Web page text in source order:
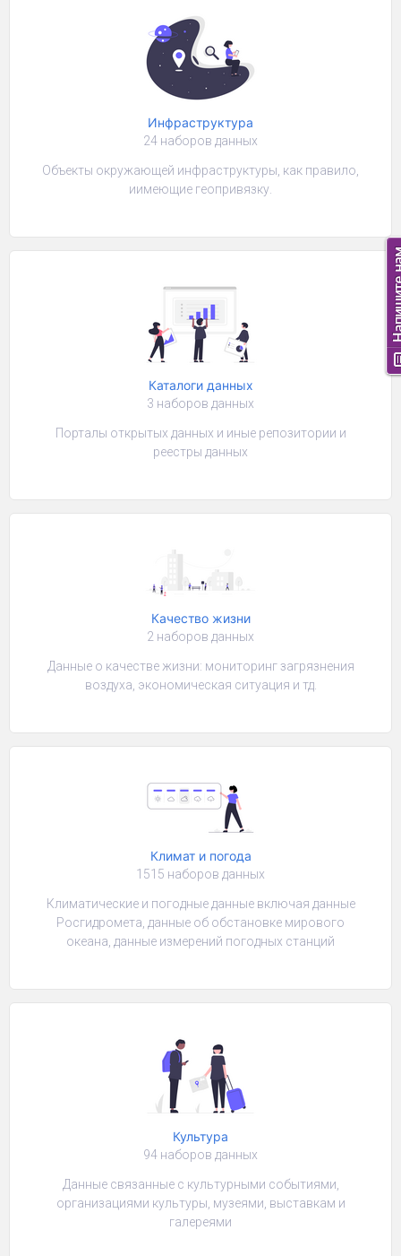
Инфраструктура
24 наборов данных
Объекты окружающей инфраструктуры, как правило,
иимеющие геопривязку.
Каталоги данных
3 наборов данных
Порталы открытых данных и иные репозитории и
реестры данных
Качество жизни
2 наборов данных
Данные о качестве жизни: мониторинг загрязнения
воздуха, экономическая ситуация и тд.
Климат и погода
1515 наборов данных
Климатические и погодные данные включая данные
Росгидромета, данные об обстановке мирового
океана, данные измерений погодных станций
Культура
94 наборов данных
Данные связанные с культурными событиями,
организациями культуры, музеями, выставкам и
галереями